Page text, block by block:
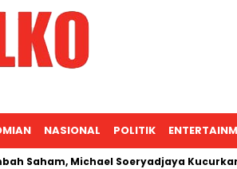
NASIONAL POLITIK
Michael Soeryadjaya Kucurkan Rp287